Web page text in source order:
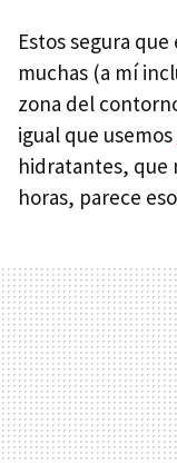
Estos segura
muchas (a mí
zona del
igual que usemos
hidratantes, que
horas, parece